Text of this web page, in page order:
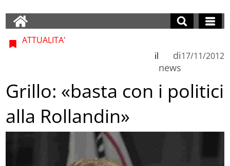
ATTUALITA'
di
news
il 17/11/2012
Grillo: «basta con i politici
alla Rollandin»